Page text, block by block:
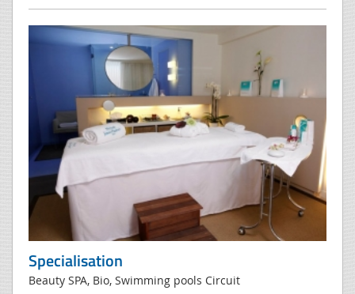
Specialisation
Beauty SPA, Bio, Swimming pools Circuit